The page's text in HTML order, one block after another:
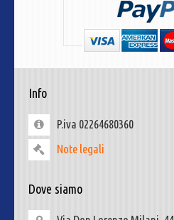
Info
P.iva 02264680360
Note legali
Dove siamo